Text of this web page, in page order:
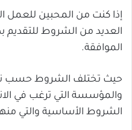
إذا كنت من المحبين للعمل
العديد من الشروط
الموافقة.
حيث تختلف الشروط حسب
والمؤسسة التي ترغب في
الشروط الأساسية والتي